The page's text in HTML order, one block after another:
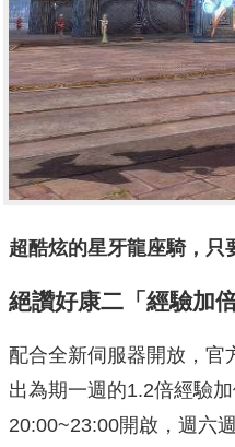
超酷炫的星牙龍座騎，只
絕讚好康二「經驗加倍
配合全新伺服器開放，官
出為期一週的1.2倍經驗
20:00~23:00開啟，週六